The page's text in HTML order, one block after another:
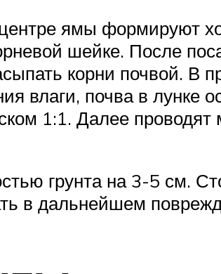
ямы формируют
шейке. После
корни почвой. В
влаги, почва в лунке
1:1. Далее проводят
грунта на 3-5 см.
в дальнейшем